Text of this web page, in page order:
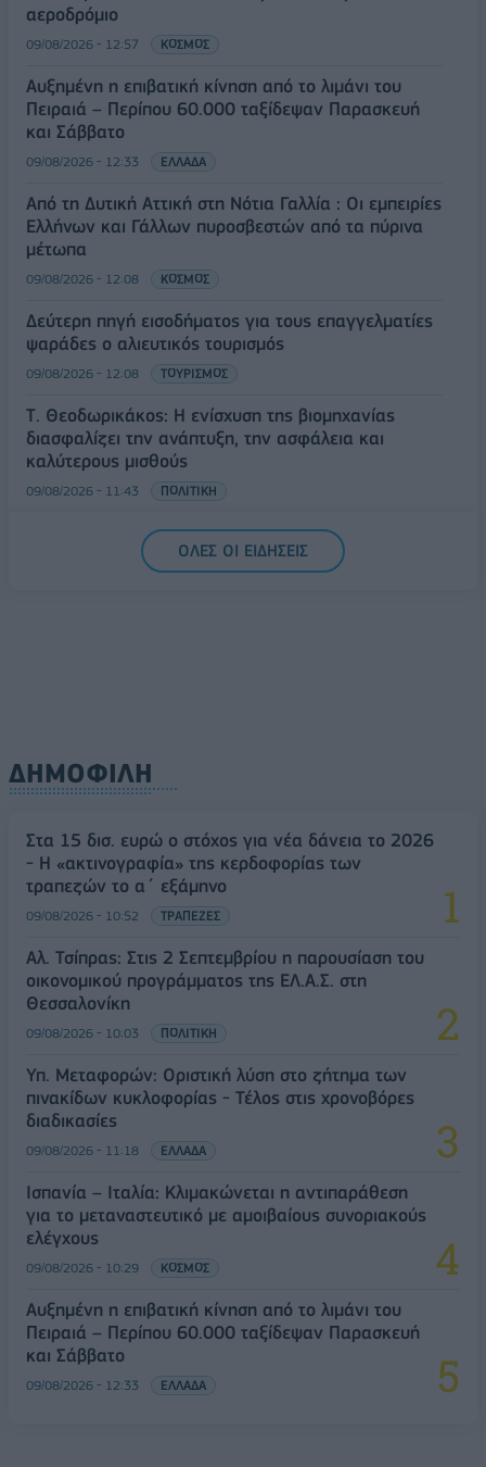
αεροδρόμιο
09/08/2026 - 12:57 ΚΟΣΜΟΣ
Αυξημένη η επιβατική κίνηση από το λιμάνι του
Πειραιά – Περίπου 60.000 ταξίδεψαν Παρασκευή
και Σάββατο
09/08/2026 - 12:33 ΕΛΛΑΔΑ
Από τη Δυτική Αττική στη Νότια Γαλλία : Οι εμπειρίες
Ελλήνων και Γάλλων πυροσβεστών από τα πύρινα
μέτωπα
09/08/2026 - 12:08 ΚΟΣΜΟΣ
Δεύτερη πηγή εισοδήματος για τους επαγγελματίες
ψαράδες ο αλιευτικός τουρισμός
09/08/2026 - 12:08 ΤΟΥΡΙΣΜΟΣ
Τ. Θεοδωρικάκος: Η ενίσχυση της βιομηχανίας
διασφαλίζει την ανάπτυξη, την ασφάλεια και
καλύτερους μισθούς
09/08/2026 - 11:43 ΠΟΛΙΤΙΚΗ
Υπ. Μεταφορών: Οριστική λύση στο ζήτημα των
πινακίδων κυκλοφορίας - Τέλος στις χρονοβόρες
ΟΛΕΣ ΟΙ ΕΙΔΗΣΕΙΣ
ΔΗΜΟΦΙΛΗ
Στα 15 δισ. ευρώ ο στόχος για νέα δάνεια το 2026
- Η «ακτινογραφία» της κερδοφορίας των
τραπεζών το α΄ εξάμηνο
09/08/2026 - 10:52 ΤΡΑΠΕΖΕΣ
Αλ. Τσίπρας: Στις 2 Σεπτεμβρίου η παρουσίαση του
οικονομικού προγράμματος της ΕΛ.Α.Σ. στη
Θεσσαλονίκη
09/08/2026 - 10:03 ΠΟΛΙΤΙΚΗ
Υπ. Μεταφορών: Οριστική λύση στο ζήτημα των
πινακίδων κυκλοφορίας - Τέλος στις χρονοβόρες
διαδικασίες
09/08/2026 - 11:18 ΕΛΛΑΔΑ
Ισπανία – Ιταλία: Κλιμακώνεται η αντιπαράθεση
για το μεταναστευτικό με αμοιβαίους συνοριακούς
ελέγχους
09/08/2026 - 10:29 ΚΟΣΜΟΣ
Αυξημένη η επιβατική κίνηση από το λιμάνι του
Πειραιά – Περίπου 60.000 ταξίδεψαν Παρασκευή
και Σάββατο
09/08/2026 - 12:33 ΕΛΛΑΔΑ